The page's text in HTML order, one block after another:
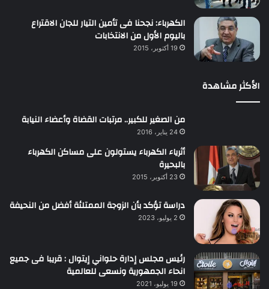
الكهرباء: نجحنا فى تأمين التيار للجان الاقتراع
باليوم الأول من الانتخابات
19 أكتوبر، 2015
الأكثر مشاهدة
من الصغير للكبير.. مرتبات القضاة وأعضاء النيابة
24 يناير، 2016
أثرياء الكهرباء يستولون على مساكن الكهرباء
بالبحيرة
23 أكتوبر، 2015
دراسة تؤكد بأن الزوجة الممتلئة أفضل من النحيفة
2 يوليو، 2023
رئيس مجلس إدارة حلواني إيتوال : قريبا فى جميع
انحاء الجمهورية ونسعى للعالمية
19 يوليو، 2021